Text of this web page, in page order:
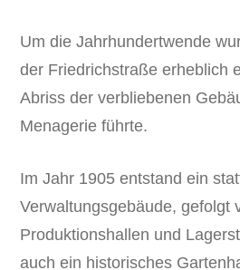
Um die Jahrhundertwende
der Friedrichstraße erheblich
Abriss der verbliebenen
Menagerie führte.
Im Jahr 1905 entstand ein
Verwaltungsgebäude, gefolgt
Produktionshallen und
auch ein historisches